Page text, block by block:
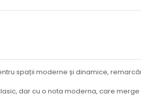
spații moderne și dinamice,
dar cu o nota moderna, care